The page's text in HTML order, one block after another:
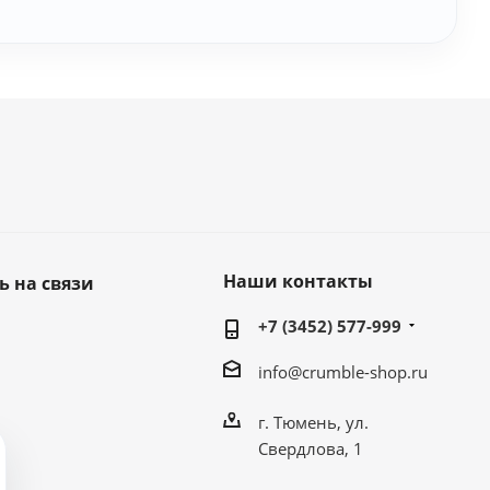
на связи Наши контакты
+7 (3452) 577-999
info@crumble-shop.ru
г. Тюмень, ул.
Свердлова, 1